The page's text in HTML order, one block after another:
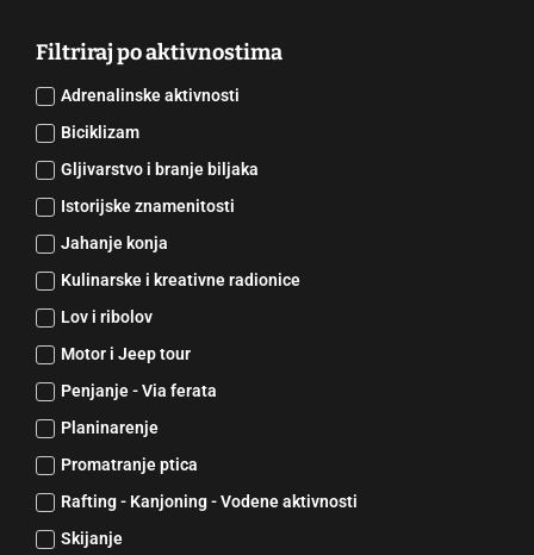
Filtriraj po aktivnostima
Adrenalinske aktivnosti
Biciklizam
Gljivarstvo i branje biljaka
Istorijske znamenitosti
Jahanje konja
Kulinarske i kreativne radionice
Lov i ribolov
Motor i Jeep tour
Penjanje - Via ferata
Planinarenje
Promatranje ptica
Rafting - Kanjoning - Vodene aktivnosti
Skijanje